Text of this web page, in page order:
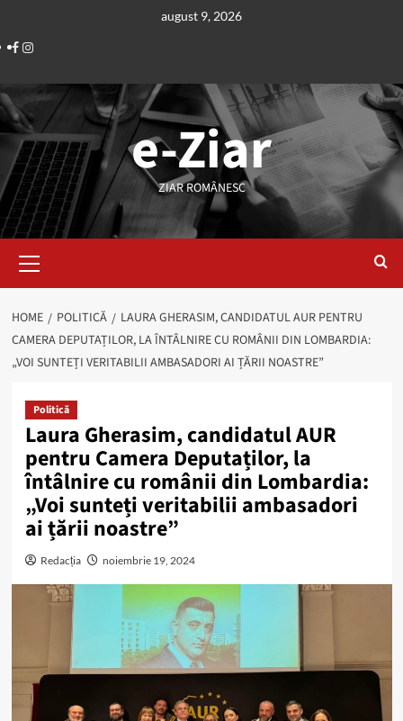
content
august 9, 2026
Facebook
Instagram
e-Ziar
ZIAR ROMÂNESC
Menu
HOME POLITICĂ
LAURA GHERASIM, CANDIDATUL AUR PENTRU
CAMERA DEPUTAȚILOR, LA ÎNTÂLNIRE CU ROMÂNII DIN LOMBARDIA:
„VOI SUNTEȚI VERITABILII AMBASADORI AI ȚĂRII NOASTRE”
Politică
Laura Gherasim, candidatul AUR
pentru Camera Deputaților, la
întâlnire cu românii din Lombardia:
„Voi sunteți veritabilii ambasadori
ai țării noastre”
Redacția noiembrie 19, 2024